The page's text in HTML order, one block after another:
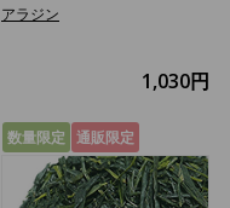
アラジン
1,030円
数量限定 通販限定